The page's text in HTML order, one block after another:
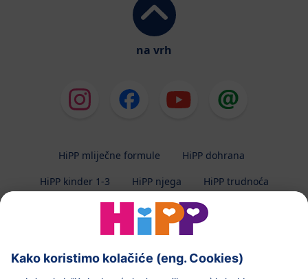
na vrh
HiPP mliječne formule
HiPP dohrana
HiPP kinder 1-3
HiPP njega HiPP trudnoća
Zaštita privatnosti
Uvjeti korištenja